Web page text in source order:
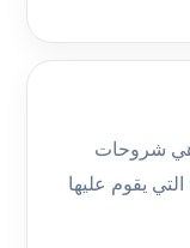
وهي شروحات
يقوم عليها